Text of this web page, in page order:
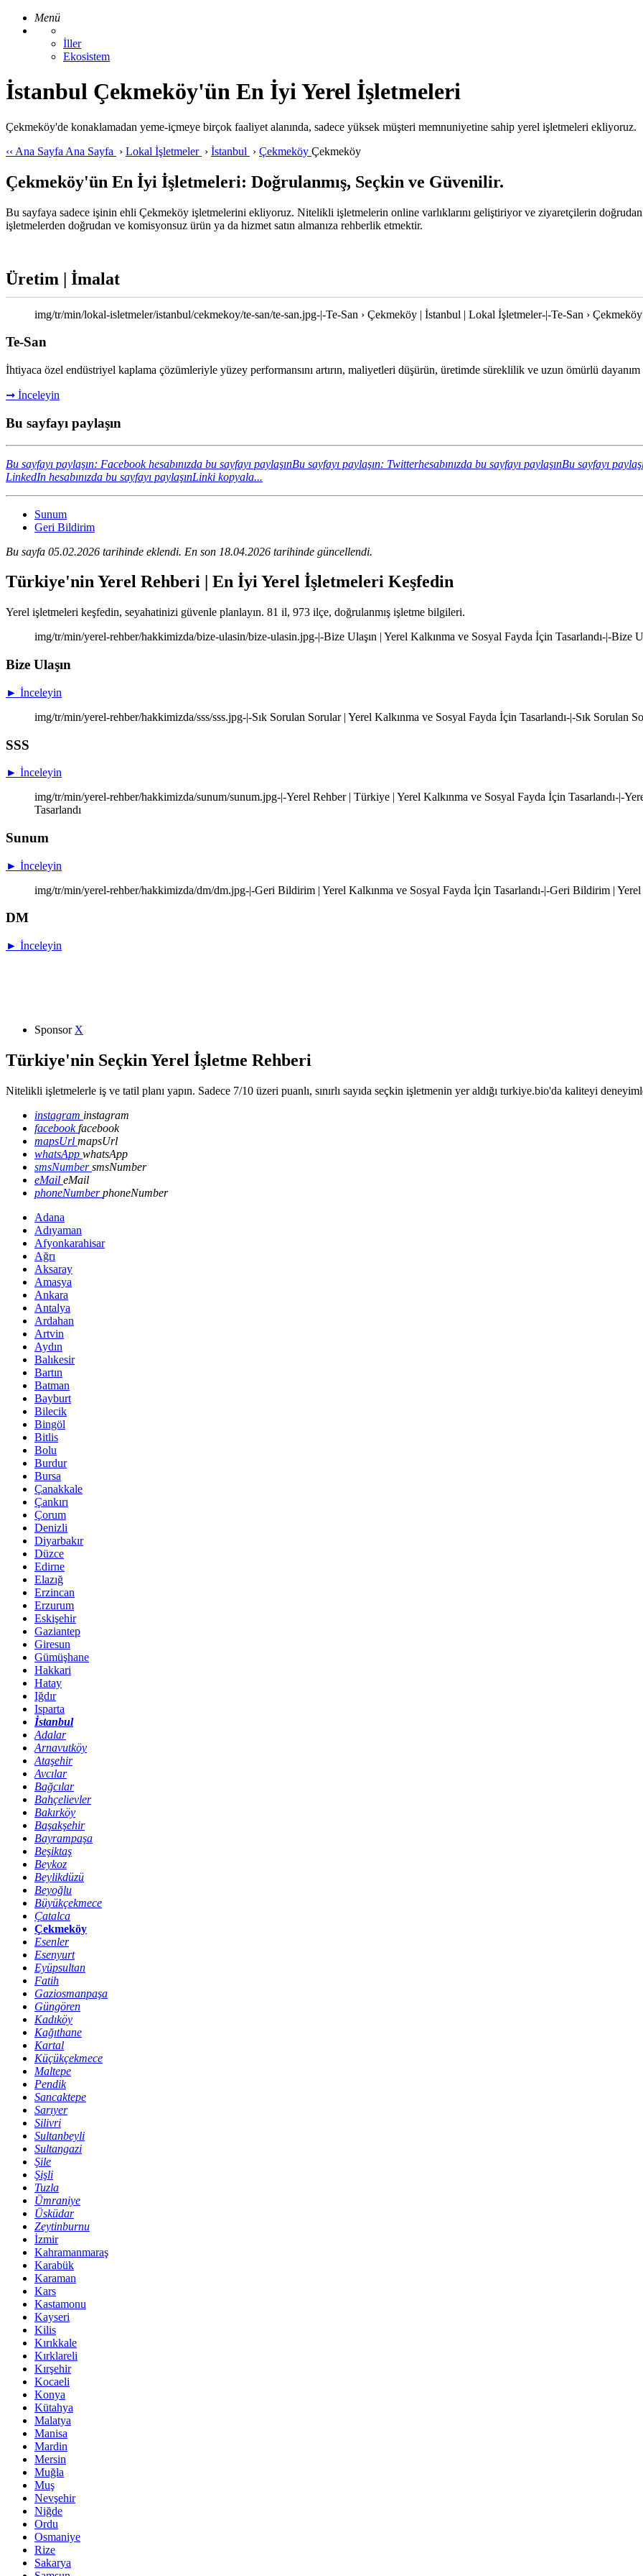
Menü
İller
Ekosistem
İstanbul Çekmeköy'ün En İyi Yerel İşletmeleri
Çekmeköy'de konaklamadan yeme-içmeye birçok faaliyet alanında, sadece yüksek müşteri memnuniyetine sahip yerel işletmeleri ekliyoruz.
‹‹ Ana Sayfa Ana Sayfa › Lokal İşletmeler › İstanbul › Çekmeköy Çekmeköy
Çekmeköy'ün En İyi İşletmeleri: Doğrulanmış, Seçkin ve Güvenilir.
Bu sayfaya sadece işinin ehli Çekmeköy işletmelerini ekliyoruz. Nitelikli işletmelerin online varlıklarını geliştiriyor ve ziyaretçilerin doğrudan
işletmelerden doğrudan ve komisyonsuz ürün ya da hizmet satın almanıza rehberlik etmektir.
Üretim | İmalat
img/tr/min/lokal-isletmeler/istanbul/cekmekoy/te-san/te-san.jpg-|-Te-San › Çekmeköy | İstanbul | Lokal İşletmeler-|-Te-San ›
Te-San
İhtiyaca özel endüstriyel kaplama çözümleriyle yüzey performansını artırın, maliyetleri düşürün, üretimde süreklilik ve uzun ömürlü dayanım
➞ İnceleyin
Bu sayfayı paylaşın
Bu sayfayı paylaşın: Facebook hesabınızda bu sayfayı paylaşınBu sayfayı paylaşın: Twitterhesabınızda bu sayfayı paylaşınBu sayfayı
LinkedIn hesabınızda bu sayfayı paylaşınLinki kopyala...
Sunum
Geri Bildirim
Bu sayfa 05.02.2026 tarihinde eklendi. En son 18.04.2026 tarihinde güncellendi.
Türkiye'nin Yerel Rehberi | En İyi Yerel İşletmeleri Keşfedin
Yerel işletmeleri keşfedin, seyahatinizi güvenle planlayın. 81 il, 973 ilçe, doğrulanmış işletme bilgileri.
img/tr/min/yerel-rehber/hakkimizda/bize-ulasin/bize-ulasin.jpg-|-Bize Ulaşın | Yerel Kalkınma ve Sosyal Fayda İçin Tasarlandı-|-Bize
Bize Ulaşın
► İnceleyin
img/tr/min/yerel-rehber/hakkimizda/sss/sss.jpg-|-Sık Sorulan Sorular | Yerel Kalkınma ve Sosyal Fayda İçin Tasarlandı-|-Sık Sorulan
SSS
► İnceleyin
img/tr/min/yerel-rehber/hakkimizda/sunum/sunum.jpg-|-Yerel Rehber | Türkiye | Yerel Kalkınma ve Sosyal Fayda İçin Tasarlandı-|-
Tasarlandı
Sunum
► İnceleyin
img/tr/min/yerel-rehber/hakkimizda/dm/dm.jpg-|-Geri Bildirim | Yerel Kalkınma ve Sosyal Fayda İçin Tasarlandı-|-Geri Bildirim | Yerel
DM
► İnceleyin
Sponsor X
Türkiye'nin Seçkin Yerel İşletme Rehberi
Nitelikli işletmelerle iş ve tatil planı yapın. Sadece 7/10 üzeri puanlı, sınırlı sayıda seçkin işletmenin yer aldığı turkiye.bio'da kaliteyi
instagram instagram
facebookfacebook
mapsUrl mapsUrl
whatsApp whatsApp
smsNumbersmsNumber
eMail eMail
phoneNumberphoneNumber
Adana
Adıyaman
Afyonkarahisar
Ağrı
Aksaray
Amasya
Ankara
Antalya
Ardahan
Artvin
Aydın
Balıkesir
Bartın
Batman
Bayburt
Bilecik
Bingöl
Bitlis
Bolu
Burdur
Bursa
Çanakkale
Çankırı
Çorum
Denizli
Diyarbakır
Düzce
Edirne
Elazığ
Erzincan
Erzurum
Eskişehir
Gaziantep
Giresun
Gümüşhane
Hakkari
Hatay
Iğdır
Isparta
İstanbul
Adalar
Arnavutköy
Ataşehir
Avcılar
Bağcılar
Bahçelievler
Bakırköy
Başakşehir
Bayrampaşa
Beşiktaş
Beykoz
Beylikdüzü
Beyoğlu
Büyükçekmece
Çatalca
Çekmeköy
Esenler
Esenyurt
Eyüpsultan
Fatih
Gaziosmanpaşa
Güngören
Kadıköy
Kağıthane
Kartal
Küçükçekmece
Maltepe
Pendik
Sancaktepe
Sarıyer
Silivri
Sultanbeyli
Sultangazi
Şile
Şişli
Tuzla
Ümraniye
Üsküdar
Zeytinburnu
İzmir
Kahramanmaraş
Karabük
Karaman
Kars
Kastamonu
Kayseri
Kilis
Kırıkkale
Kırklareli
Kırşehir
Kocaeli
Konya
Kütahya
Malatya
Manisa
Mardin
Mersin
Muğla
Muş
Nevşehir
Niğde
Ordu
Osmaniye
Rize
Sakarya